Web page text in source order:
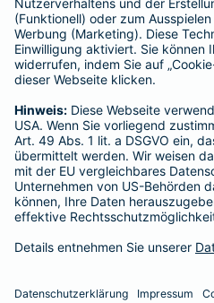
Für Lebens- und
Verein Versicherungsombudsmann
Postfach 080632, 10006 Berlin
Für private Krankenversicherungen:
Ombudsmann für private Kranken-
Postfach 060222, 10052 Berlin
Impressum
Barmenia Versicherung - Bernd
Klüverweg 2
Tel. 0421 69598319